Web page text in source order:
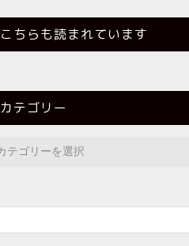
こちらも読まれています
カテゴリー